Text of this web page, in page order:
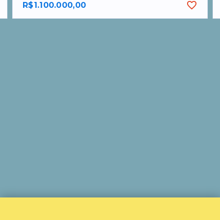
R$1.100.000,00